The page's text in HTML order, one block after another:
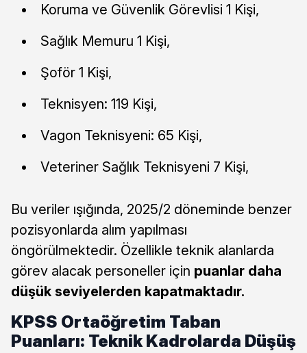
Koruma ve Güvenlik Görevlisi 1 Kişi,
Sağlık Memuru 1 Kişi,
Şoför 1 Kişi,
Teknisyen: 119 Kişi,
Vagon Teknisyeni: 65 Kişi,
Veteriner Sağlık Teknisyeni 7 Kişi,
Bu veriler ışığında, 2025/2 döneminde benzer
pozisyonlarda alım yapılması
öngörülmektedir. Özellikle teknik alanlarda
görev alacak personeller için puanlar daha
düşük seviyelerden kapatmaktadır.
KPSS Ortaöğretim Taban
Puanları: Teknik Kadrolarda Düşüş